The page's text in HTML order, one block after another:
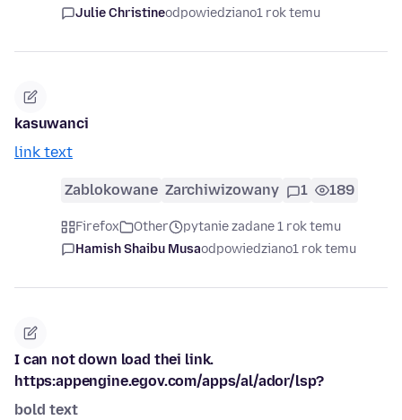
Julie Christineodpowiedziano1 rok temu
kasuwanci
link text
Zablokowane Zarchiwizowany 1 189
Firefox Other
pytanie zadane 1 rok temu
Hamish Shaibu Musaodpowiedziano1 rok temu
I can not down load thei link.
https:appengine.egov.com/apps/al/ador/lsp?
bold text